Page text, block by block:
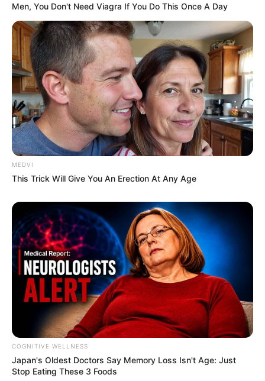
พยากรณ์ดวงรายสัปดาห์ 1-7 สิงหาคม 2565
2 ส.ค. 2022
3 ดวงชะตาวันเกิด ชีวิตต้องสู้
18 มิ.ย. 2022
Men, You Don't Need Viagra If You Do This Once A Day
MEDVI
This Trick Will Give You An Erection At Any Age
COGNITIVE WELLNESS
Japan's Oldest Doctors Say Me​mory Lo​ss Isn't Age: Just
Stop Eating These 3 Foods